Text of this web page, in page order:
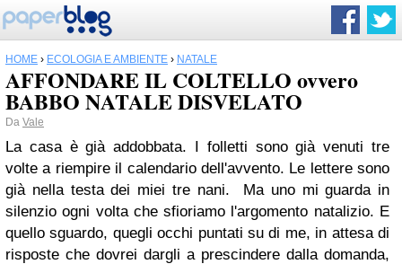
HOME › ECOLOGIA E AMBIENTE › NATALE
AFFONDARE IL COLTELLO ovvero
BABBO NATALE DISVELATO
Da Vale
La casa è già addobbata. I folletti sono già venuti tre
volte a riempire il calendario dell'avvento. Le lettere sono
già nella testa dei miei tre nani. Ma uno mi guarda in
silenzio ogni volta che sfioriamo l'argomento natalizio. E
quello sguardo, quegli occhi puntati su di me, in attesa di
risposte che dovrei dargli a prescindere dalla domanda,